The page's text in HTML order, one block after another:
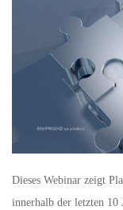
Dieses Webinar zeigt
innerhalb der letzten 10